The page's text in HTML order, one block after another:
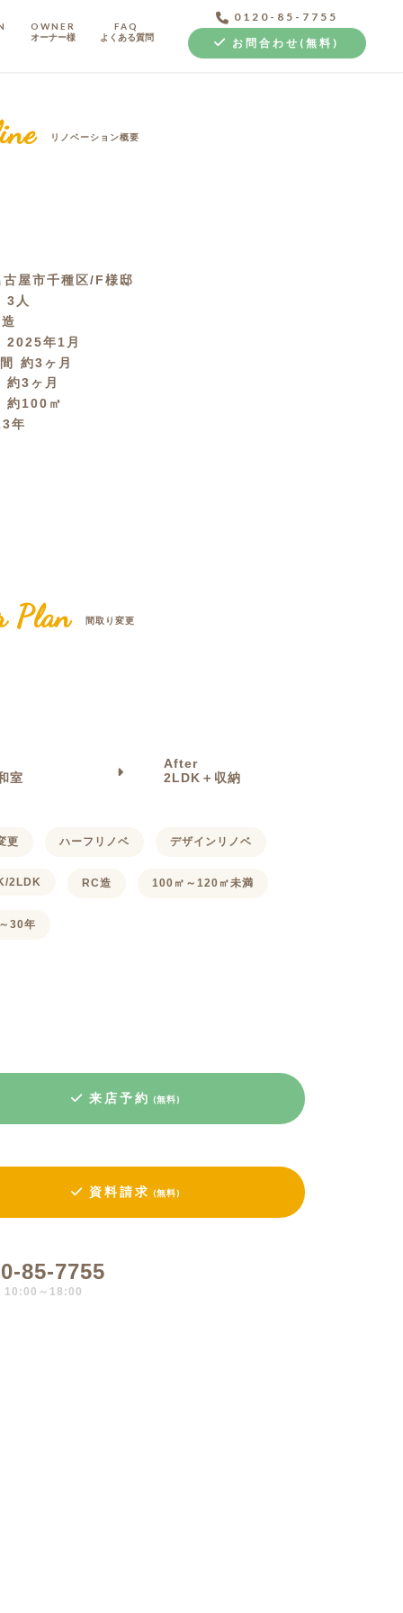
OWNER
オーナー様
FAQ
よくある質問
0120-85-7755
お問合わせ(無料)
リノベーション概要
古屋市千種区/F様邸
3人
2025年1月
約3ヶ月
約3ヶ月
約100㎡
年
Plan 間取り変更
室
After
2LDK＋収納
更 ハーフリノベ デザインリノベ
2LDK RC造 100㎡～120㎡未満
30年
来店予約 (無料)
資料請求 (無料)
85-7755
～18:00